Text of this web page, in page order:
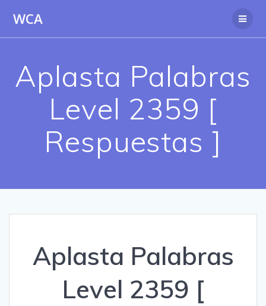
WCA
Aplasta Palabras
Level 2359 [
Respuestas ]
Aplasta Palabras
Level 2359 [